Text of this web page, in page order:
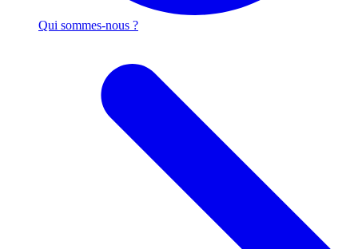
Qui sommes-nous ?